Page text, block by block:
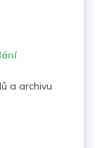
a archivu